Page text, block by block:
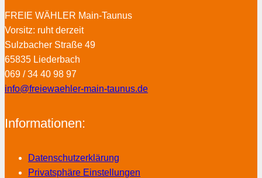
FREIE WÄHLER Main-Taunus
Vorsitz: ruht derzeit
Sulzbacher Straße 49
65835 Liederbach
069 / 34 40 98 97
info@freiewaehler-main-taunus.de
Informationen:
Datenschutzerklärung
Privatsphäre Einstellungen